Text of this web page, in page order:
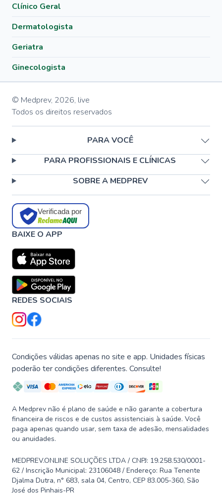
Clínico Geral
Dermatologista
Geriatra
Ginecologista
© Medprev, 2026, live
Todos os direitos reservados
PARA VOCÊ
PARA PROFISSIONAIS E CLÍNICAS
SOBRE A MEDPREV
Verificada por
BAIXE O APP
REDES SOCIAIS
Condições válidas apenas no site e app. Unidades físicas
poderão ter condições diferentes. Consulte!
A Medprev não é plano de saúde e não garante a cobertura
financeira de riscos e de custos assistenciais à saúde. Você
paga apenas quando usar, sem taxa de adesão, mensalidades
ou anuidades.
MEDPREV.ONLINE SOLUÇÕES LTDA / CNPJ: 19.258.530/0001-
62 / Inscrição Municipal: 23106048 / Endereço: Rua Tenente
Djalma Dutra, n° 683, sala 04, Centro, CEP 83.005-360, São
José dos Pinhais-PR